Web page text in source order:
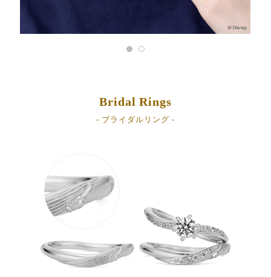
Bridal Rings
- ブライダルリング -